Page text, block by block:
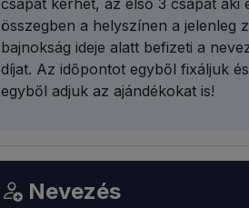
csapat kérhet, az első 3 csapat aki
összegben a helyszínen a jelenleg
bajnokság ideje alatt befizeti a
díjat. Az időpontot egyből fixáljuk és
egyből adjuk az ajándékokat is!
Nevezés